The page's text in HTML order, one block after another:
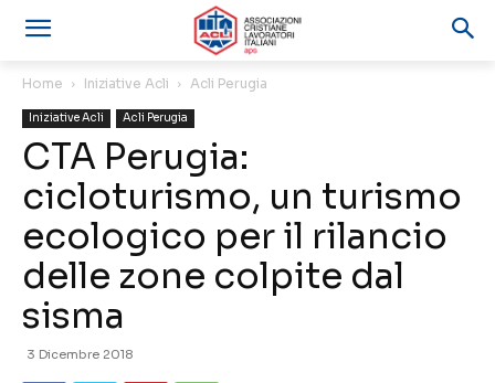
Home Iniziative Acli Acli Perugia
Iniziative Acli Acli Perugia
CTA Perugia:
cicloturismo, un turismo
ecologico per il rilancio
delle zone colpite dal
sisma
3 Dicembre 2018